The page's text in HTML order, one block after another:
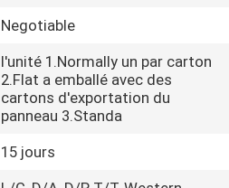
Negotiable
l'unité 1.Normally un par carton
2.Flat a emballé avec des
cartons d'exportation du
panneau 3.Standa
15 jours